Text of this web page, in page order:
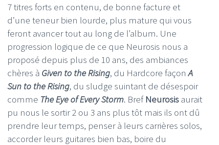
7 titres forts en contenu, de bonne facture et
d’une teneur bien lourde, plus mature qui vous
feront avancer tout au long de l’album. Une
progression logique de ce que Neurosis nous a
proposé depuis plus de 10 ans, des ambiances
chères à Given to the Rising, du Hardcore façonA
Sun to the Rising, du sludge suintant de désespoir
comme The Eye of Every Storm. Bref Neurosis aurait
pu nous le sortir 2 ou 3 ans plus tôt mais ils ont dû
prendre leur temps, penser à leurs carrières solos,
accorder leurs guitares bien bas, boire du